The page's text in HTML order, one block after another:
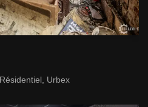
Résidentiel Urbex